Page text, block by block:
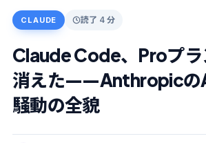
CLAUDE 読了 4 分
Claude Code、Proプラ
消えた——Anthropicの
騒動の全貌